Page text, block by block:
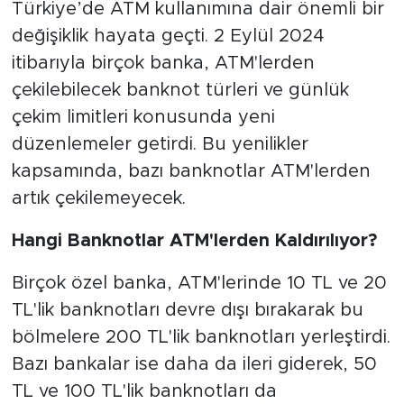
Türkiye’de ATM kullanımına dair önemli bir
değişiklik hayata geçti. 2 Eylül 2024
itibarıyla birçok banka, ATM'lerden
çekilebilecek banknot türleri ve günlük
çekim limitleri konusunda yeni
düzenlemeler getirdi. Bu yenilikler
kapsamında, bazı banknotlar ATM'lerden
artık çekilemeyecek.
Hangi Banknotlar ATM'lerden Kaldırılıyor?
Birçok özel banka, ATM'lerinde 10 TL ve 20
TL'lik banknotları devre dışı bırakarak bu
bölmelere 200 TL'lik banknotları yerleştirdi.
Bazı bankalar ise daha da ileri giderek, 50
TL ve 100 TL'lik banknotları da